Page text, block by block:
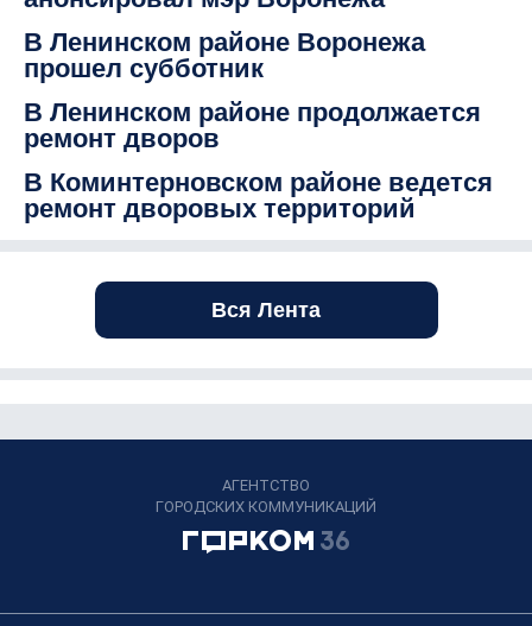
В Ленинском районе Воронежа
прошел субботник
В Ленинском районе продолжается
ремонт дворов
В Коминтерновском районе ведется
ремонт дворовых территорий
Вся Лента
АГЕНТСТВО
ГОРОДСКИХ КОММУНИКАЦИЙ